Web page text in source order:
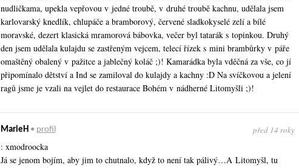
nudličkama, upekla vepřovou v jedné troubě, v druhé troubě kachnu, udělala jsem
karlovarský knedlík, chlupáče a bramborový, červené sladkokyselé zelí a bílé
moravské, dezert klasická mramorová bábovka, večer byl tatarák s topinkou. Druhý
den jsem udělala kulajdu se zastřeným vejcem, telecí řízek s mini brambůrky v páře
omaštěný obalený v pažitce a jablečný koláč ;)! Kamarádka byla vděčná za vše, co jí
připomínalo dětství a Ind se zamiloval do kulajdy a kachny :D Na svíčkovou a jelení
ragů jsme je vzali na vejlet do restaurace Bohém v nádherné Litomyšli ;)!
MarieH • profil před 14 roky
: xmodroocka
Já se jenom bojím, aby jim to chutnalo, když to není tak pálivý…A Litomyšl, tu